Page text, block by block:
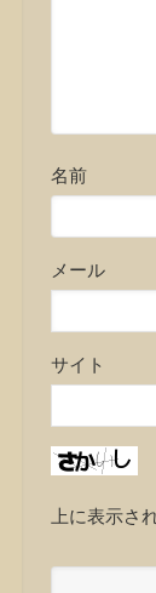
名前
メール
サイト
上に表示さ